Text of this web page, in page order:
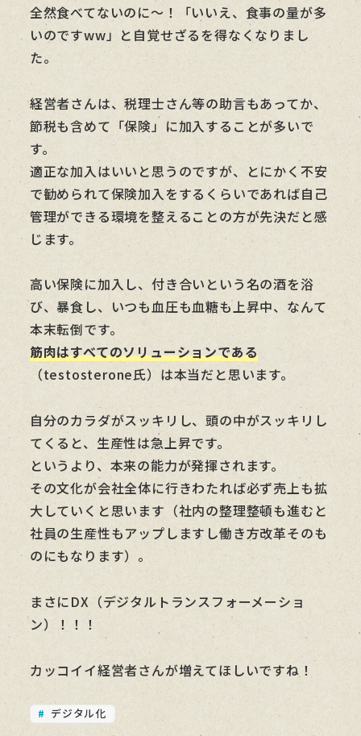
全然食べてないのに～！「いいえ、食事の量が多
いのですww」と自覚せざるを得なくなりまし
た。
経営者さんは、税理士さん等の助言もあってか、
節税も含めて「保険」に加入することが多いで
す。
適正な加入はいいと思うのですが、とにかく不安
で勧められて保険加入をするくらいであれば自己
管理ができる環境を整えることの方が先決だと感
じます。
高い保険に加入し、付き合いという名の酒を浴
び、暴食し、いつも血圧も血糖も上昇中、なんて
本末転倒です。
筋肉はすべてのソリューションである
（testosterone氏）は本当だと思います。
自分のカラダがスッキリし、頭の中がスッキリし
てくると、生産性は急上昇です。
というより、本来の能力が発揮されます。
その文化が会社全体に行きわたれば必ず売上も拡
大していくと思います（社内の整理整頓も進むと
社員の生産性もアップしますし働き方改革そのも
のにもなります）。
まさにDX（デジタルトランスフォーメーショ
ン）！！！
カッコイイ経営者さんが増えてほしいですね！
デジタル化